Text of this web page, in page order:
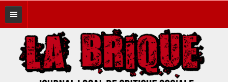
A LA UNE
THÉMATIQUES
Brique Brother